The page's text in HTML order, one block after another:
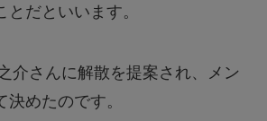
だといいます。
介さんに解散を提案され、メン
めたのです。